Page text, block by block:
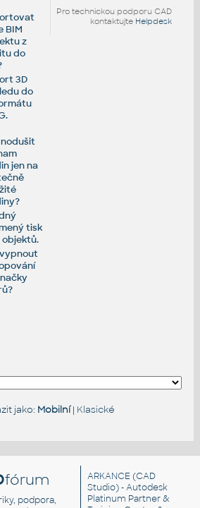
Pro technickou podporu CAD
kontaktujte Helpdesk
BIM
z
do
3D
do
jen na
tisk
jako: Mobilní| Klasické
fórum
podpora,
ARKANCE (CAD
Studio) - Autodesk
Platinum Partner &